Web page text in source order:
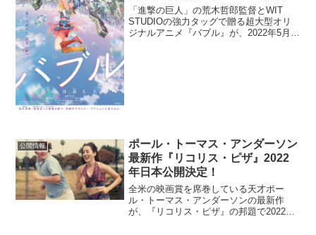
定
「進撃の巨人」の荒木哲郎監督とWIT
STUDIOの強力タッグで贈る超大型オリ
ジナルアニメ『バブル』が、2022年5月
公開情報
ポール・トーマス・アンダーソン
最新作『リコリス・ピザ』2022
年日本公開決定！
全米の映画賞を席巻している天才ポー
ル・トーマス・アンダーソンの最新作
が、『リコリス・ピザ』の邦題で2022年